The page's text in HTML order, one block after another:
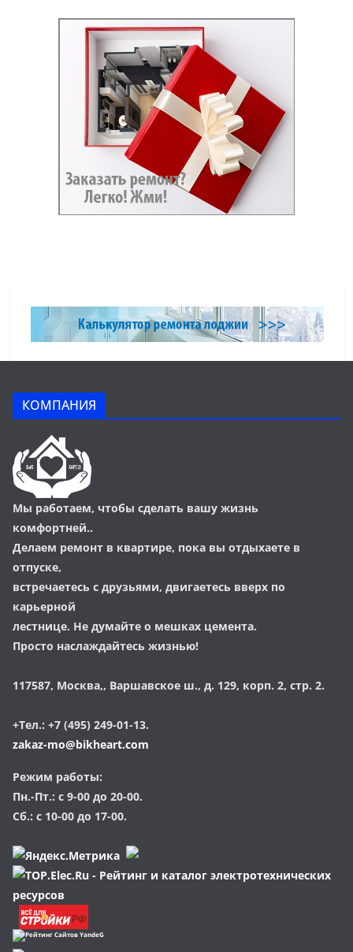
КОМПАНИЯ
Мы работаем, чтобы сделать вашу жизнь
комфортней..
Делаем ремонт в квартире, пока вы отдыхаете в
отпуске,
встречаетесь с друзьями, двигаетесь вверх по
карьерной
лестнице. Не думайте о мешках цемента.
Просто наслаждайтесь жизнью!
117587, Москва,, Варшавское ш., д. 129, корп. 2, стр. 2.
+Тел.: +7 (495) 249-01-13.
zakaz-mo@bikheart.com
Режим работы:
Пн.-Пт.: с 9-00 до 20-00.
Сб.: с 10-00 до 17-00.